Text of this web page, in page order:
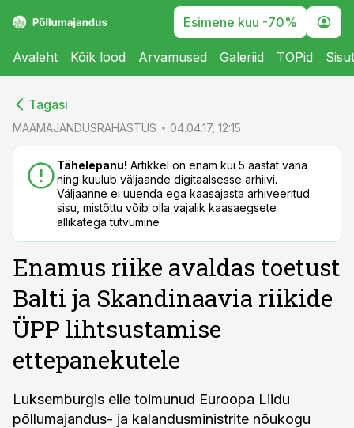
Esimene kuu -70%
Avaleht Kõik lood Arvamused Galeriid TOPid
Tagasi
MAAMAJANDUSRAHASTUS 04.04.17, 12:15
Tähelepanu! Artikkel on enam kui 5 aastat vana
ning kuulub väljaande digitaalsesse arhiivi.
Väljaanne ei uuenda ega kaasajasta arhiveeritud
sisu, mistõttu võib olla vajalik kaasaegsete
allikatega tutvumine
Enamus riike avaldas toetust
Balti ja Skandinaavia riikide
ÜPP lihtsustamise
ettepanekutele
Luksemburgis eile toimunud Euroopa Liidu
põllumajandus- ja kalandusministrite nõukogu